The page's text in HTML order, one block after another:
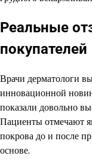
Реальные
покупателей
Врачи дерматологи
инновационной
показали довольно
Пациенты отмечают
покрова до и после
основе.